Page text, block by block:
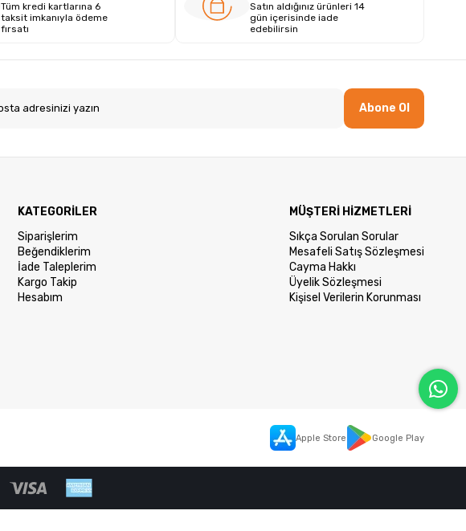
Tüm kredi kartlarına 6
taksit imkanıyla ödeme
fırsatı
Satın aldığınız ürünleri 14
gün içerisinde iade
edebilirsin
Abone Ol
KATEGORİLER
Siparişlerim
Beğendiklerim
İade Taleplerim
Kargo Takip
Hesabım
MÜŞTERİ HİZMETLERİ
Sıkça Sorulan Sorular
Mesafeli Satış Sözleşmesi
Cayma Hakkı
Üyelik Sözleşmesi
Kişisel Verilerin Korunması
Apple Store Google Play